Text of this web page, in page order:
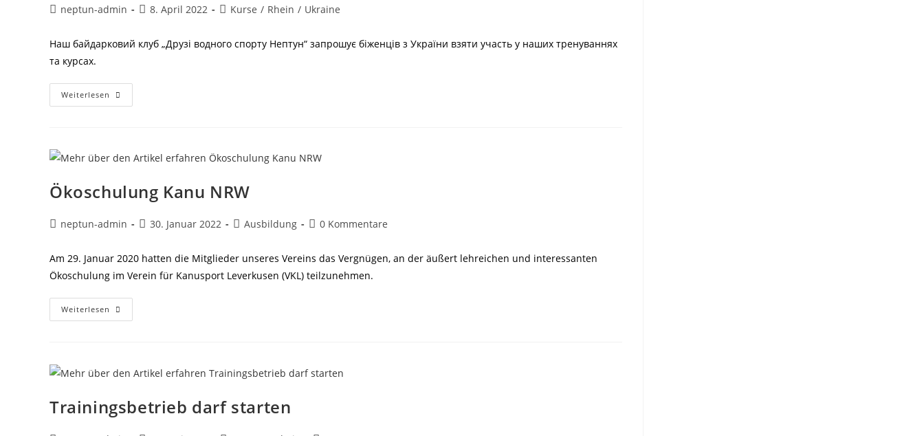
Beitrags-
neptun-admin
Beitrag
8. April 2022
Beitrags-
Kurse / Rhein / Ukraine
Наш байдарковий клуб „Друзі водного спорту Нептун“ запрошує біженців з України взяти участь у наших тренуваннях
та курсах.
Weiterlesen Байдарковий
Спорт
Ökoschulung Kanu NRW
Beitrags-
neptun-admin
Beitrag
30. Januar 2022
Beitrags-
Ausbildung
Beitrags-
0 Kommentare
Am 29. Januar 2020 hatten die Mitglieder unseres Vereins das Vergnügen, an der äußert lehreichen und interessanten
Ökoschulung im Verein für Kanusport Leverkusen (VKL) teilzunehmen.
Weiterlesen Ökoschulung
Kanu
Trainingsbetrieb darf starten